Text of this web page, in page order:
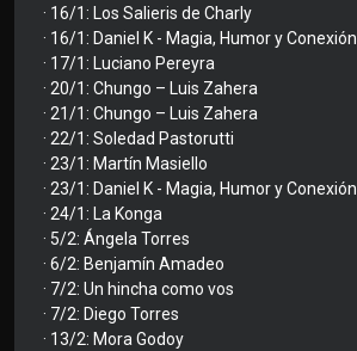
· 16/1: Los Salieris de Charly
· 16/1: Daniel K - Magia, Humor y Conexión
· 17/1: Luciano Pereyra
· 20/1: Chungo – Luis Zahera
· 21/1: Chungo – Luis Zahera
· 22/1: Soledad Pastorutti
· 23/1: Martín Masiello
· 23/1: Daniel K - Magia, Humor y Conexión
· 24/1: La Konga
· 5/2: Ángela Torres
· 6/2: Benjamín Amadeo
· 7/2: Un hincha como vos
· 7/2: Diego Torres
· 13/2: Mora Godoy